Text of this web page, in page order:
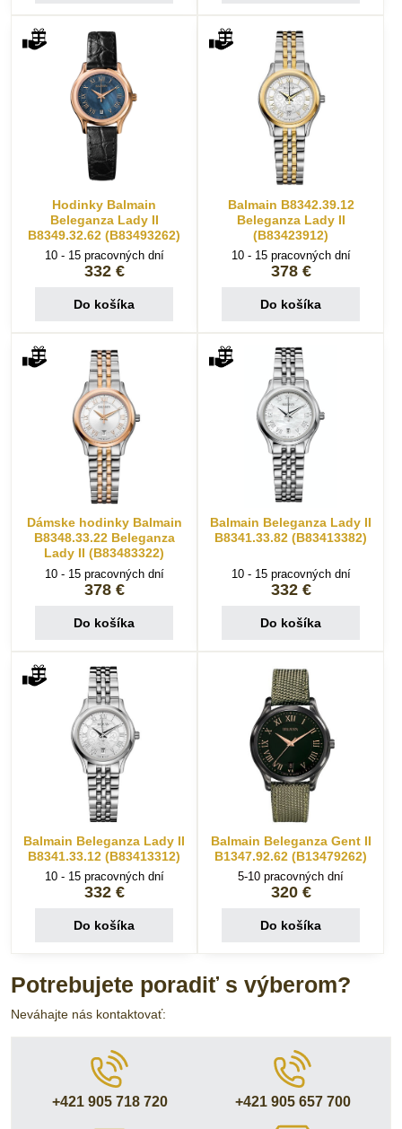
Hodinky Balmain
Beleganza Lady II
B8349.32.62 (B83493262)
10 - 15 pracovných dní
332 €
Do košíka
Balmain B8342.39.12
Beleganza Lady II
(B83423912)
10 - 15 pracovných dní
378 €
Do košíka
Dámske hodinky Balmain
B8348.33.22 Beleganza
Lady II (B83483322)
10 - 15 pracovných dní
378 €
Do košíka
Balmain Beleganza Lady II
B8341.33.82 (B83413382)
10 - 15 pracovných dní
332 €
Do košíka
Balmain Beleganza Lady II
B8341.33.12 (B83413312)
10 - 15 pracovných dní
332 €
Do košíka
Balmain Beleganza Gent II
B1347.92.62 (B13479262)
5-10 pracovných dní
320 €
Do košíka
Potrebujete poradiť s výberom?
Neváhajte nás kontaktovať:
+421 905 718 720 +421 905 657 700